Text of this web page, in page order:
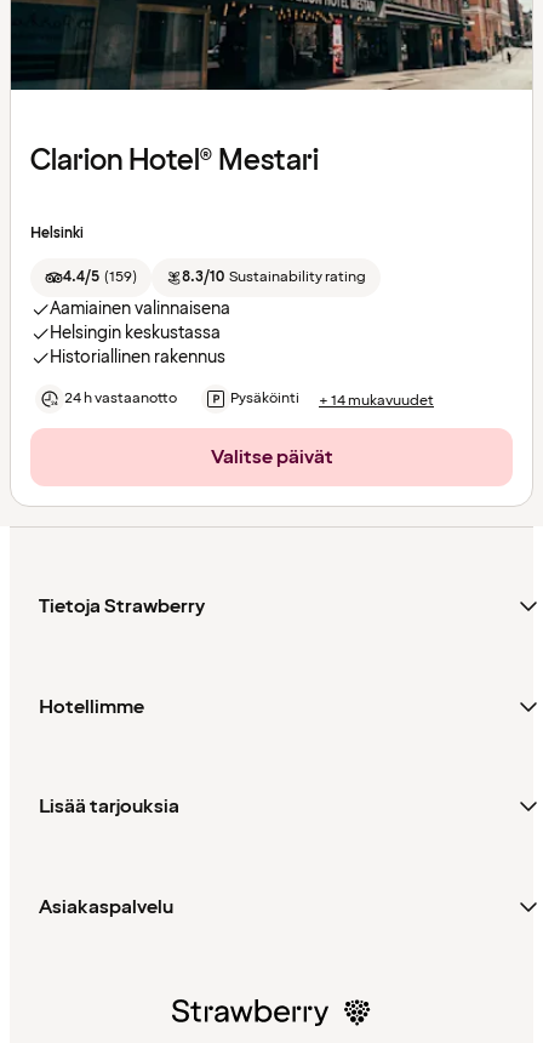
Clarion Hotel® Mestari
Helsinki
4.4/5 (159) 8.3/10 Sustainability rating
Aamiainen valinnaisena
Helsingin keskustassa
Historiallinen rakennus
24 h vastaanotto Pysäköinti + 14 mukavuudet
Valitse päivät
Tietoja Strawberry
Hotellimme
Lisää tarjouksia
Asiakaspalvelu